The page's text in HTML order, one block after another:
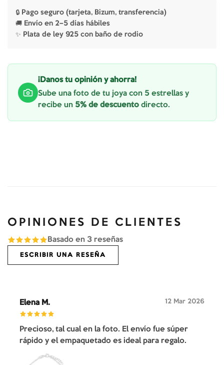
🔒 Pago seguro (tarjeta, Bizum, transferencia)
🚚 Envío en 2–5 días hábiles
✨ Plata de ley 925 con baño de rodio
¡Danos tu opinión y ahorra!
Sube una foto de tu joya con 5 estrellas y
recibe un 5% de descuento directo.
OPINIONES DE CLIENTES
Basado en 3 reseñas
ESCRIBIR UNA RESEÑA
Elena M. 12 Mar 2026
Precioso, tal cual en la foto. El envío fue súper
rápido y el empaquetado es ideal para regalo.